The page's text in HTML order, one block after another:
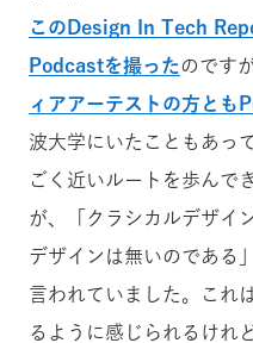
このDesign In Tech
Podcastを撮ったのですが
ィアアーテストの方とも
波大学にいたこともあっ
ごく近いルートを歩んで
が、「クラシカルデザイ
デザインは無いのである
言われていました。これ
るように感じられるけれ